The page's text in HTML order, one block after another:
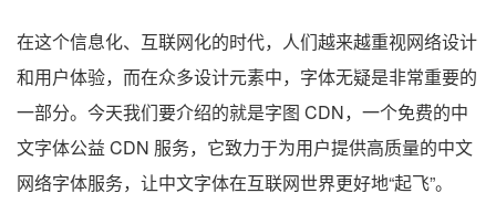
在这个信息化、互联网化的时代，人们越来越重视网络设计
和用户体验，而在众多设计元素中，字体无疑是非常重要的
一部分。今天我们要介绍的就是字图 CDN，一个免费的中
文字体公益 CDN 服务，它致力于为用户提供高质量的中文
网络字体服务，让中文字体在互联网世界更好地“起飞”。